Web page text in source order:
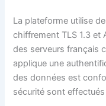
La plateforme utilise
chiffrement TLS 1.3 et
des serveurs français
applique une
des données est
sécurité sont